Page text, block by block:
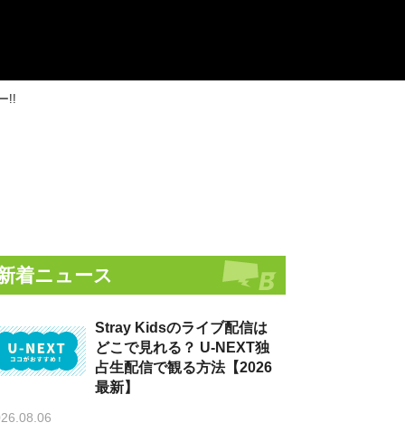
!!
着ニュース
Stray Kidsのライブ配信は
どこで見れる？ U-NEXT独
占生配信で観る方法【2026
最新】